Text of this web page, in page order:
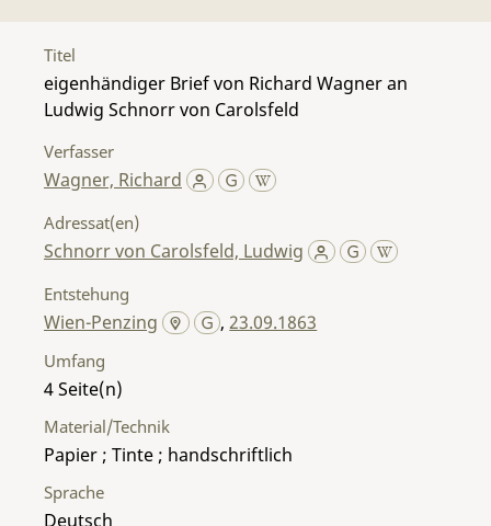
Titel
eigenhändiger Brief von Richard Wagner an
Ludwig Schnorr von Carolsfeld
Verfasser
Wagner, Richard
Adressat(en)
Schnorr von Carolsfeld, Ludwig
Entstehung
Wien-Penzing ,23.09.1863
Umfang
4
Material/Technik
Papier ; Tinte ; handschriftlich
Sprache
Deutsch